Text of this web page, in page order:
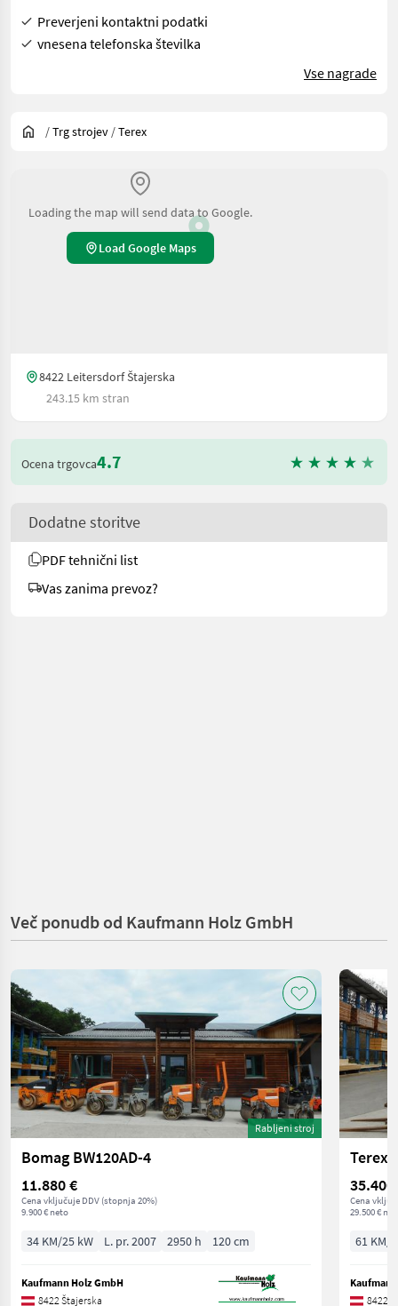
Preverjeni kontaktni podatki
vnesena telefonska številka
Vse nagrade
/Trg strojev /Terex
Loading the map will send data to Google.
Load Google Maps
8422 Leitersdorf Štajerska
243.15 km stran
Ocena trgovca4.7
Dodatne storitve
PDF tehnični list
Vas zanima prevoz?
Več ponudb od Kaufmann Holz GmbH
Rabljeni stroj
Bomag BW120AD-4
11.880 €
Cena vključuje DDV (stopnja 20%)
9.900 € neto
34 KM/25 kW L. pr. 2007 2950 h 120 cm
Kaufmann Holz GmbH
8422 Štajerska
Terex
35.400
Cena
29.500 €
61 KM/
8422